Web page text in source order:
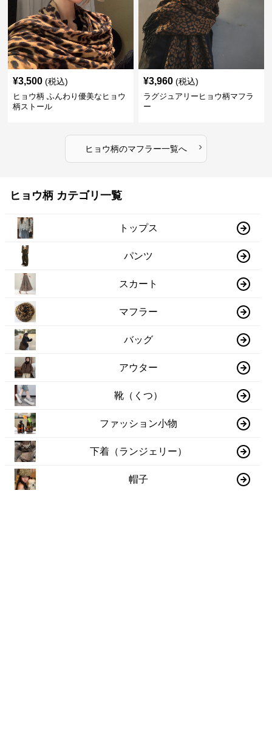
¥3,500 (税込)
ヒョウ柄 ふんわり優美なヒョウ
柄ストール
¥3,960 (税込)
ラグジュアリーヒョウ柄マフラ
ー
ヒョウ柄のマフラー一覧へ ›
ヒョウ柄 カテゴリ一覧
トップス
パンツ
スカート
マフラー
バッグ
アウター
靴（くつ）
ファッション小物
下着（ランジェリー）
帽子